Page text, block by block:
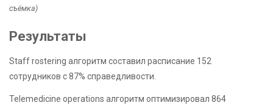
съёмка)
Результаты
Staff rostering алгоритм составил расписание 152
сотрудников с 87% справедливости.
Telemedicine operations алгоритм оптимизировал 864